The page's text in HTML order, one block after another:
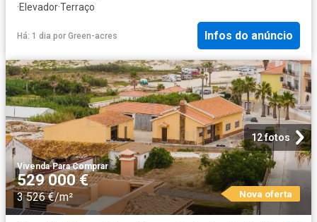
·Elevador·Terraço
Há: 1 dia por Green-acres Infos do anúncio
12 fotos
Vivenda·Para Comprar
529 000 €
3 526 €/m² Nova oferta